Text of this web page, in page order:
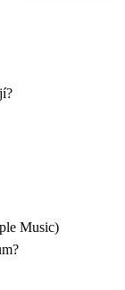
Music)